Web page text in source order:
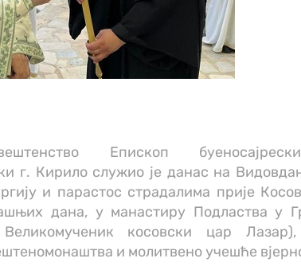
Епископ
г. Кирило служио је данас на
и парастос страдалима прије
дана, у манастиру Подластва у
косовски цар
и молитвено учешће